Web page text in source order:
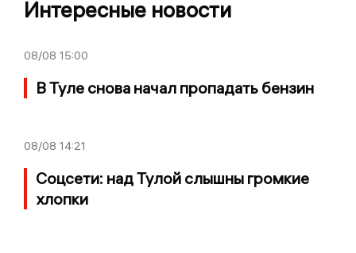
Интересные новости
08/08 15:00
В Туле снова начал пропадать бензин
08/08 14:21
Соцсети: над Тулой слышны громкие
хлопки